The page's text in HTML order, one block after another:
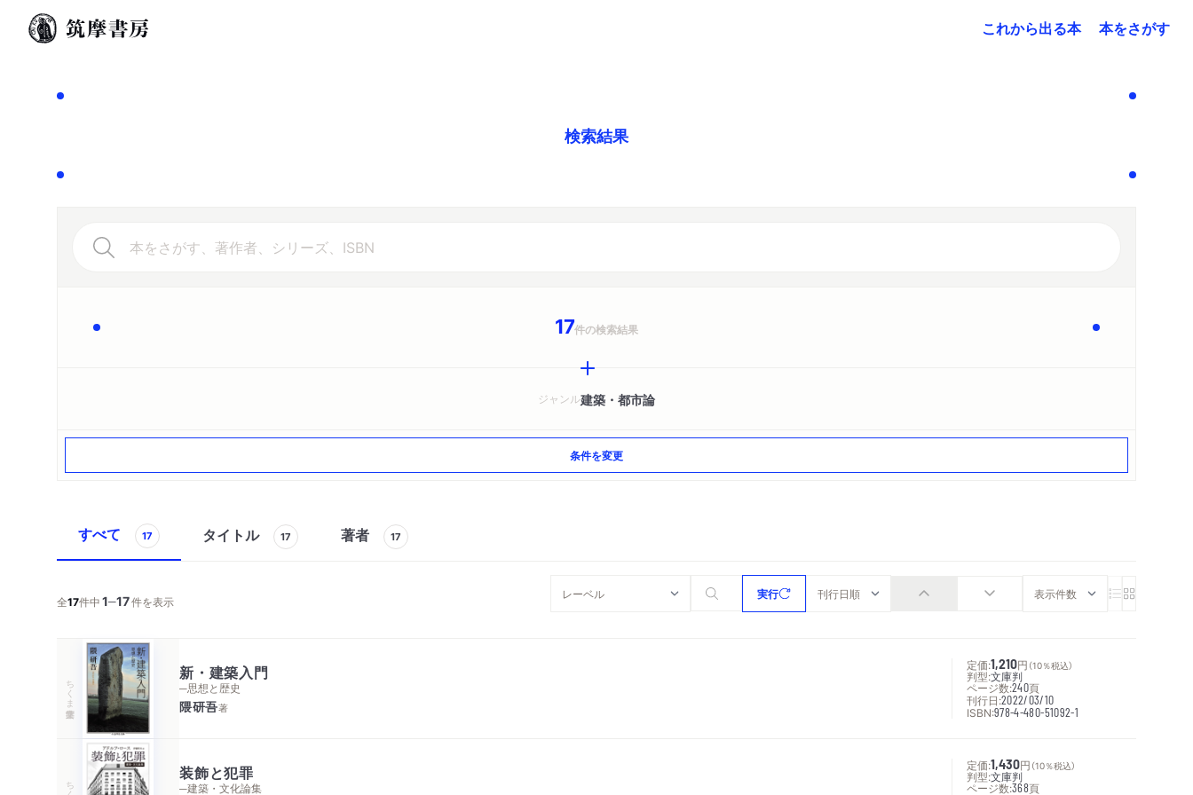
これから出る本 本をさがす
検索結果
17件の検索結果
ジャンル建築・都市論
条件を変更
すべて 17 タイトル 17 著者 17
全17件中1─17件を表示
実行
ちくま学芸文庫
新・建築入門
─思想と歴史
隈研吾著
定価:1,210円 （10％税込）
判型:文庫判
ページ数:240頁
刊行日:2022/03/10
ISBN:978-4-480-51092-1
装飾と犯罪
─建築・文化論集
定価:1,430円 （10％税込）
判型:文庫判
ページ数:368頁